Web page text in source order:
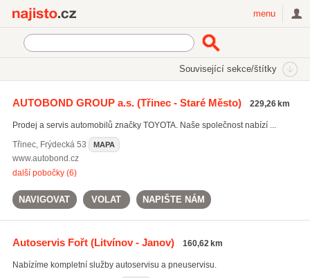
menu
Související sekce/štítky
servis automobilů(4404)
výměna pneumatik(2761)
AUTOBOND GROUP a.s.(Třinec - Staré Město) 229,26 km
Prodej a servis automobilů značky TOYOTA. Naše společnost nabízí ...
Třinec, Frýdecká 53 MAPA
www.autobond.cz
další pobočky (6)
NAVIGOVAT VOLAT NAPIŠTE NÁM
Autoservis Fořt(Litvínov - Janov) 160,62 km
Nabízíme kompletní služby autoservisu a pneuservisu.